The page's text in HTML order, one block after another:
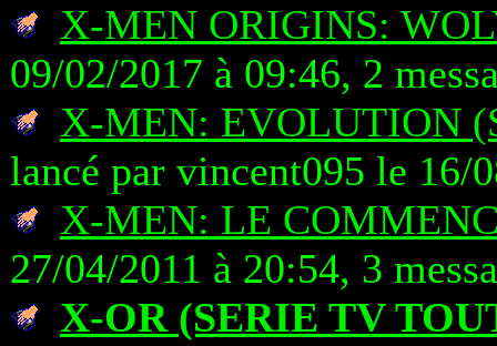
X-MEN ORIGINS:
09/02/2017 à 09:46, 2
X-MEN: EVOLUTION
lancé par vincent095 le 16/
X-MEN: LE
27/04/2011 à 20:54, 3
X-OR (SERIE TV